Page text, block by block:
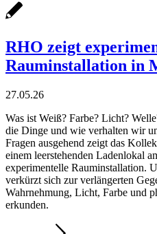
RHO zeigt
Rauminstallation in
27.05.26
Was ist Weiß? Farbe? Licht?
die Dinge und wie verhalten wir
Fragen ausgehend zeigt das
einem leerstehenden Ladenlokal
experimentelle Rauminstallation.
verkürzt sich zur verlängerten
Wahrnehmung, Licht, Farbe und
erkunden.